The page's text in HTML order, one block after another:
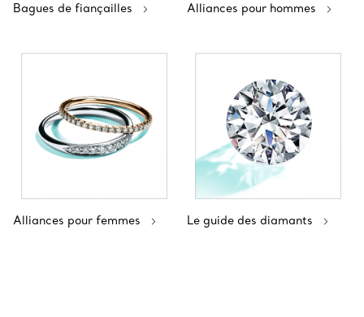
Bagues de fiançailles Alliances pour hommes
Alliances pour femmes Le guide des diamants